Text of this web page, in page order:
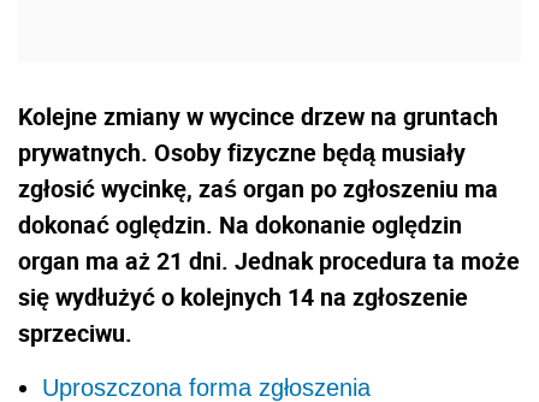
Kolejne zmiany w wycince drzew na gruntach
prywatnych. Osoby fizyczne będą musiały
zgłosić wycinkę, zaś organ po zgłoszeniu ma
dokonać oględzin. Na dokonanie oględzin
organ ma aż 21 dni. Jednak procedura ta może
się wydłużyć o kolejnych 14 na zgłoszenie
sprzeciwu.
Uproszczona forma zgłoszenia